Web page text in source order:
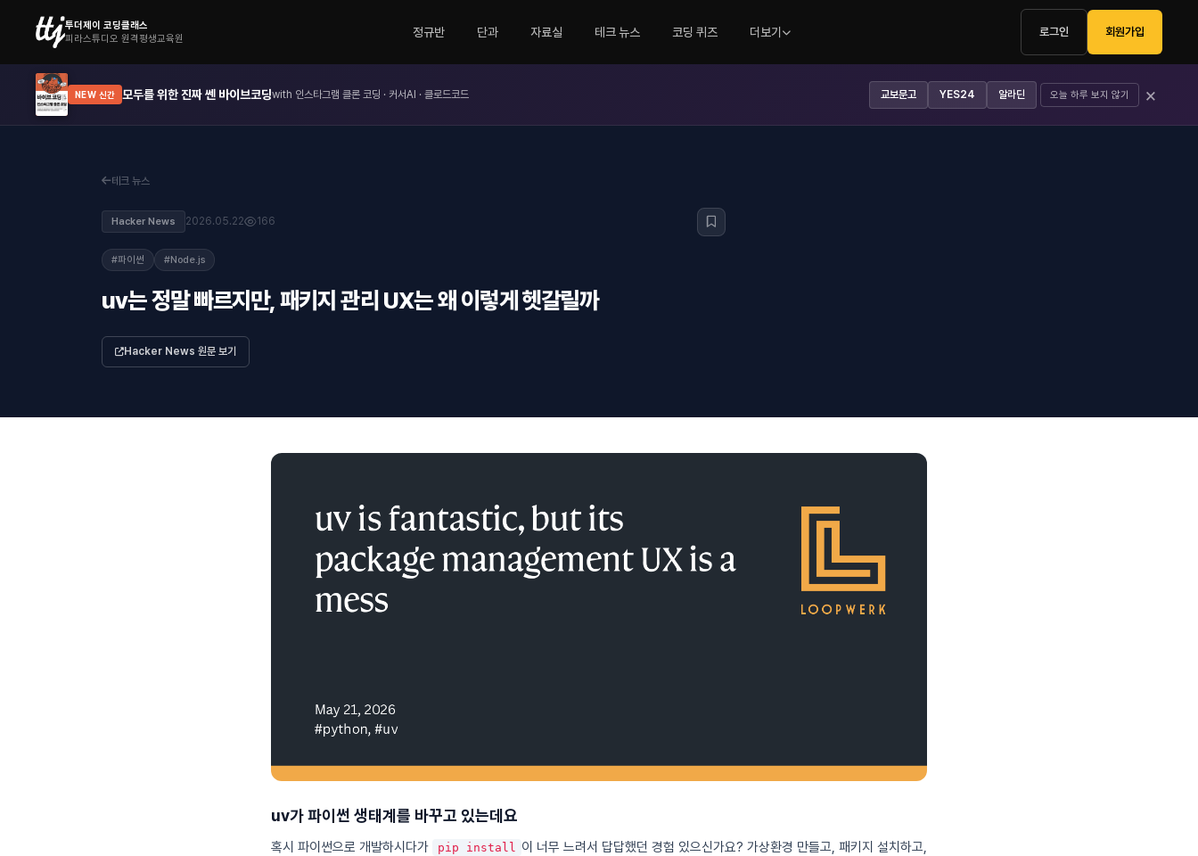
투더제이 코딩클래스
피라스튜디오 원격평생교육원
정규반 단과 자료실 테크 뉴스 코딩 퀴즈 더보기 로그인 회원가입
NEW 신간 모두를 위한 진짜 쎈 바이브코딩with 인스타그램 클론 코딩 · 커서AI · 클로드코드 교보문고 YES24 알라딘 오늘 하루 보지 않기 ×
테크 뉴스
Hacker News 2026.05.22 166
#파이썬 #Node.js
uv는 정말 빠르지만, 패키지 관리 UX는 왜 이렇게 헷갈릴까
Hacker News 원문 보기
uv가 파이썬 생태계를 바꾸고 있는데요
혹시 파이썬으로 개발하시다가 pip install
이 너무 느려서 답답했던 경험 있으신가요? 가상환경 만들고, 패키지 설치하고,